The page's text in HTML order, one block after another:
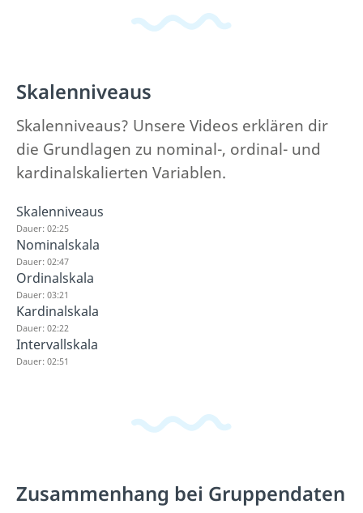
Skalenniveaus
Skalenniveaus? Unsere Videos erklären dir
die Grundlagen zu nominal-, ordinal- und
kardinalskalierten Variablen.
Skalenniveaus
Dauer: 02:25
Nominalskala
Dauer: 02:47
Ordinalskala
Dauer: 03:21
Kardinalskala
Dauer: 02:22
Intervallskala
Dauer: 02:51
Zusammenhang bei Gruppendaten